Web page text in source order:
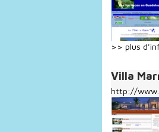
>> plus
Villa
http://